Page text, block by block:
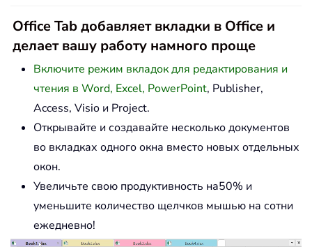
Office Tab добавляет вкладки в Office и
делает вашу работу намного проще
Включите режим вкладок для редактирования и
чтения в Word, Excel, PowerPoint, Publisher,
Access, Visio и Project.
Открывайте и создавайте несколько документов
во вкладках одного окна вместо новых отдельных
окон.
Увеличьте свою продуктивность на50% и
уменьшите количество щелчков мышью на сотни
ежедневно!